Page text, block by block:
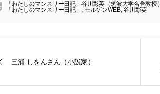
「わたしのマンスリー日記」谷川彰英（筑波大学名誉教授）
「わたしのマンスリー日記」 , モルゲンWEB, 谷川彰英
三浦 しをんさん（小説家）